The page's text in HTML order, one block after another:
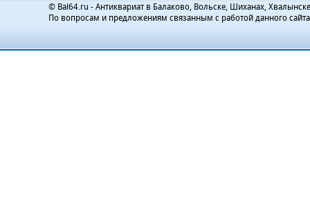
© Bal64.ru - Антиквариат в Балаково, Вольске, Шиханах,
По вопросам и предложениям связанным с работой данного